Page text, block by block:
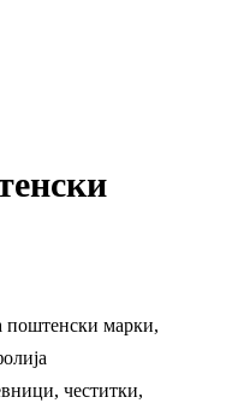
поштенски марки,
честитки,